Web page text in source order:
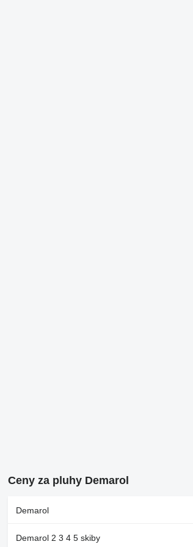
Ceny za pluhy Demarol
Demarol
Demarol 2 3 4 5 skiby